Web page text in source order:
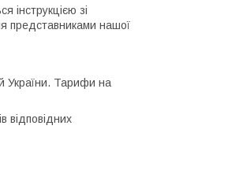
інструкцією зі
представниками нашої
України. Тарифи на
відповідних